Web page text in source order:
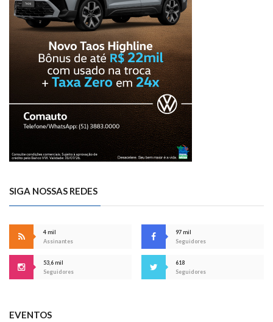
SIGA NOSSAS REDES
4 mil
Assinantes
97 mil
Seguidores
53,6 mil
Seguidores
618
Seguidores
EVENTOS